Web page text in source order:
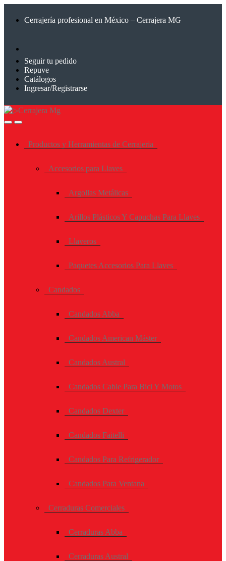
Cerrajería profesional en México – Cerrajera MG
Seguir tu pedido
Repuve
Catálogos
Ingresar/Registrarse
Productos y Herramientas de Cerrajeria
Accesorios para Llaves
Argollas Metálicas
Arillos Plásticos Y Capuchas Para Llaves
Llaveros
Paquetes Accesorios Para Llaves
Candados
Candados Abba
Candados American Máster
Candados Austral
Candados Cable Para Bici Y Motos
Candados Dexter
Candados Faitelli
Candados Para Refrigerador
Candados Para Ventana
Cerraduras Comerciales
Cerraduras Abba
Cerraduras Austral